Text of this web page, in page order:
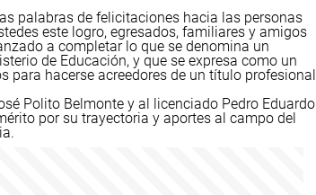
palabras de felicitaciones hacia las personas
este logro, egresados, familiares y amigos
a completar lo que se denomina un
de Educación, y que se expresa como un
para hacerse acreedores de un título profesional
Polito Belmonte y al licenciado Pedro Eduardo
por su trayectoria y aportes al campo del